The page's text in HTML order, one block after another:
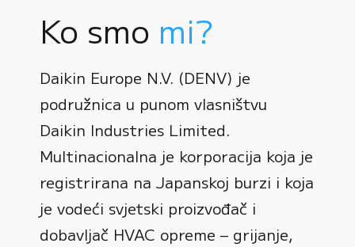
Ko smo mi?
Daikin Europe N.V. (DENV) je
podružnica u punom vlasništvu
Daikin Industries Limited.
Multinacionalna je korporacija koja je
registrirana na Japanskoj burzi i koja
je vodeći svjetski proizvođač i
dobavljač HVAC opreme – grijanje,
0